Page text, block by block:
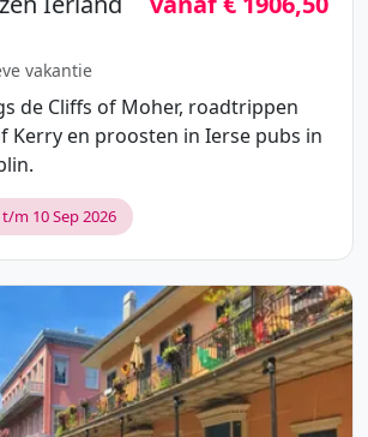
vakantie
de Cliffs of Moher, roadtrippen
Kerry en proosten in Ierse pubs in
m 10 Sep 2026